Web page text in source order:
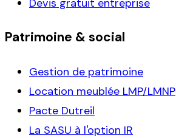
Devis gratuit entreprise
Patrimoine & social
Gestion de patrimoine
Location meublée LMP/LMNP
Pacte Dutreil
La SASU à l'option IR